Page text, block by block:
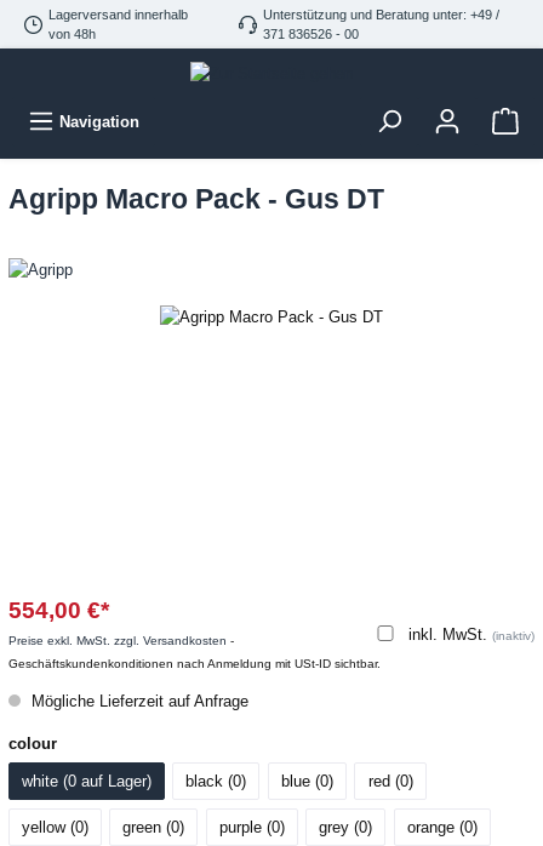
Lagerversand innerhalb
von 48h
Unterstützung und Beratung unter: +49 /
371 836526 - 00
Navigation
Agripp Macro Pack - Gus DT
554,00 €*
inkl. MwSt. (inaktiv)
Preise exkl. MwSt. zzgl. Versandkosten -
Geschäftskundenkonditionen nach Anmeldung mit USt-ID sichtbar.
Mögliche Lieferzeit auf Anfrage
colour
white (0 auf Lager) black (0) blue (0) red (0)
yellow (0) green (0) purple (0) grey (0) orange (0)